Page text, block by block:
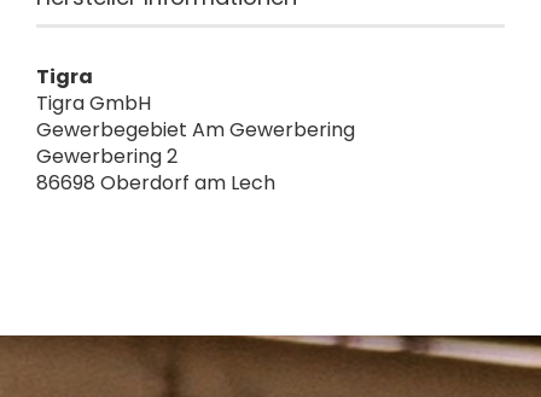
Tigra
Tigra GmbH
Gewerbegebiet Am Gewerbering
Gewerbering 2
86698 Oberdorf am Lech